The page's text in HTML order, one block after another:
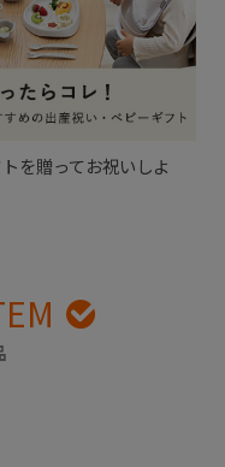
を贈ってお祝いしよ